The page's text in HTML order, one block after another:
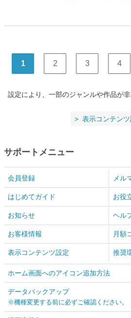
1 2 3 4
設定により、一部のジャンルや作品が
表示コンテン
サポートメニュー
会員登録 メル
はじめてガイド お役
お知らせ ヘル
お客様情報 月額
表示コンテンツ設定 推奨
ホーム画面へのアイコン追加方法
データバックアップ
※機種変更する前に必ずご確認ください。